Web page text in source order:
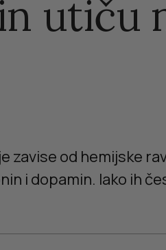
utiču
zavise od hemijske
i dopamin. Iako ih